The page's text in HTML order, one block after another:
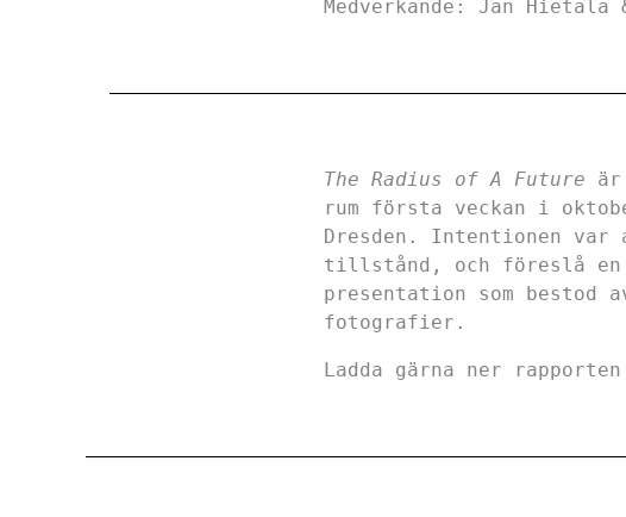
Medverkande: Jan Hietala
The Radius of A Future är
rum första veckan i
Dresden. Intentionen var
tillstånd, och föreslå en
presentation som bestod
fotografier.
Ladda gärna ner rapporten